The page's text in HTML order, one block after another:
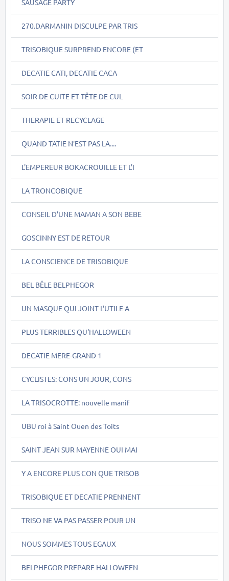
SAUSAGE PARTY
270.DARMANIN DISCULPE PAR TRIS
TRISOBIQUE SURPREND ENCORE (ET
DECATIE CATI, DECATIE CACA
SOIR DE CUITE ET TÊTE DE CUL
THERAPIE ET RECYCLAGE
QUAND TATIE N'EST PAS LA....
L'EMPEREUR BOKACROUILLE ET L'I
LA TRONCOBIQUE
CONSEIL D'UNE MAMAN A SON BEBE
GOSCINNY EST DE RETOUR
LA CONSCIENCE DE TRISOBIQUE
BEL BÊLE BELPHEGOR
UN MASQUE QUI JOINT L'UTILE A
PLUS TERRIBLES QU'HALLOWEEN
DECATIE MERE-GRAND 1
CYCLISTES: CONS UN JOUR, CONS
LA TRISOCROTTE: nouvelle manif
UBU roi à Saint Ouen des Toits
SAINT JEAN SUR MAYENNE OUI MAI
Y A ENCORE PLUS CON QUE TRISOB
TRISOBIQUE ET DECATIE PRENNENT
TRISO NE VA PAS PASSER POUR UN
NOUS SOMMES TOUS EGAUX
BELPHEGOR PREPARE HALLOWEEN